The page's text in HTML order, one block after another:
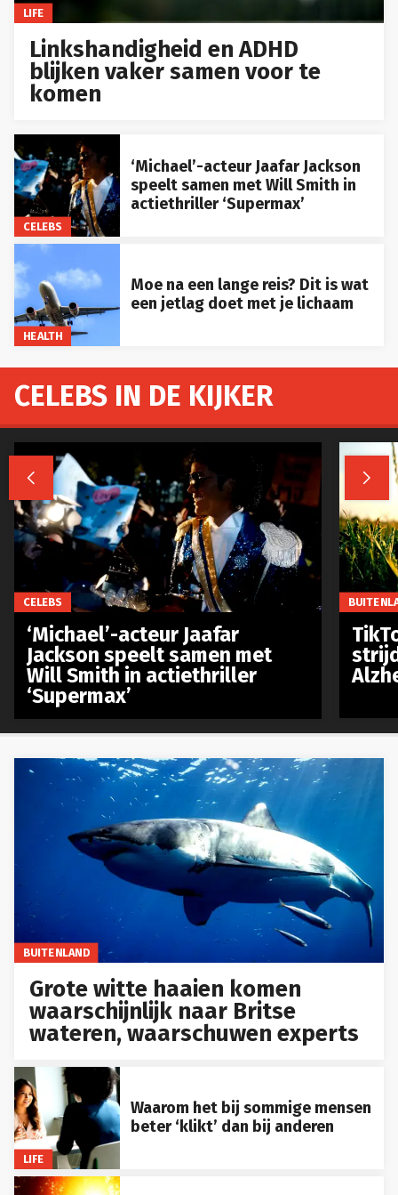
LIFE
Linkshandigheid en ADHD
blijken vaker samen voor te
komen
CELEBS
‘Michael’-acteur Jaafar Jackson
speelt samen met Will Smith in
actiethriller ‘Supermax’
HEALTH
Moe na een lange reis? Dit is wat
een jetlag doet met je lichaam
BUITENLAND
Grote witte haaien komen
waarschijnlijk naar Britse
wateren, waarschuwen experts
LIFE
Waarom het bij sommige mensen
beter ‘klikt’ dan bij anderen
CELEBS IN DE KIJKER
 
CELEBS
‘Michael’-acteur Jaafar
Jackson speelt samen met
Will Smith in actiethriller
‘Supermax’